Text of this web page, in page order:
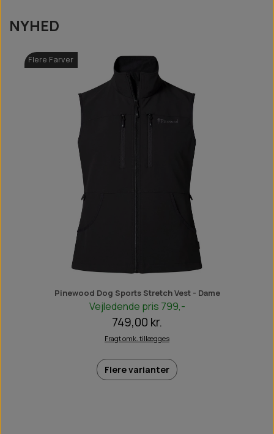
NYHED
Flere Farver
Pinewood Dog Sports Stretch Vest - Dame
Vejledende pris 799,-
749,00 kr.
Fragt omk. tillægges
Flere varianter